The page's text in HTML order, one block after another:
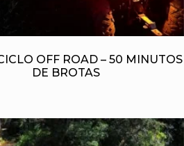
OFF ROAD – 50 MINUTOS
DE BROTAS